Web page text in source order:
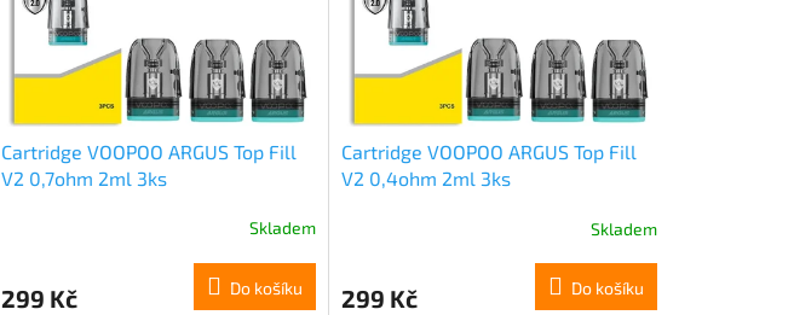
Cartridge VOOPOO ARGUS Top Fill
V2 0,7ohm 2ml 3ks
Skladem
299 Kč Do košíku
Cartridge VOOPOO ARGUS Top Fill
V2 0,4ohm 2ml 3ks
Skladem
299 Kč Do košíku